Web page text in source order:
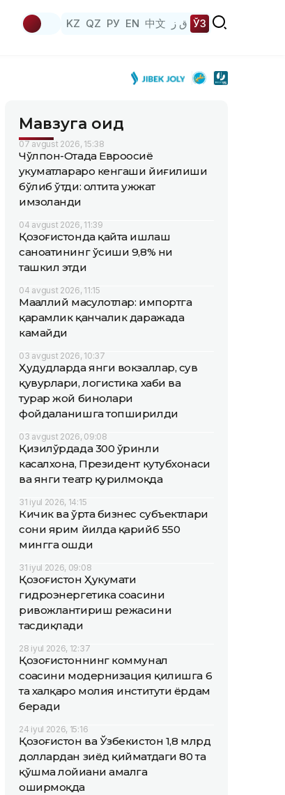
KZ QZ РУ EN 中文 ق ز ЎЗ
Мавзуга оид
07 avgust 2026, 15:38
Чўлпон-Отада Евроосиё
ҳукуматлараро кенгаши йиғилиши
бўлиб ўтди: олтита ҳужжат
имзоланди
04 avgust 2026, 11:39
Қозоғистонда қайта ишлаш
саноатининг ўсиши 9,8% ни
ташкил этди
04 avgust 2026, 11:15
Маҳаллий маҳсулотлар: импортга
қарамлик қанчалик даражада
камайди
03 avgust 2026, 10:37
Ҳудудларда янги вокзаллар, сув
қувурлари, логистика хаби ва
турар жой бинолари
фойдаланишга топширилди
03 avgust 2026, 09:08
Қизилўрдада 300 ўринли
касалхона, Президент кутубхонаси
ва янги театр қурилмоқда
31 iyul 2026, 14:15
Кичик ва ўрта бизнес субъектлари
сони ярим йилда қарийб 550
мингга ошди
31 iyul 2026, 09:08
Қозоғистон Ҳукумати
гидроэнергетика соҳасини
ривожлантириш режасини
тасдиқлади
28 iyul 2026, 12:37
Қозоғистоннинг коммунал
соҳасини модернизация қилишга 6
та халқаро молия институти ёрдам
беради
24 iyul 2026, 15:16
Қозоғистон ва Ўзбекистон 1,8 млрд
доллардан зиёд қийматдаги 80 та
қўшма лойиҳани амалга
оширмоқда